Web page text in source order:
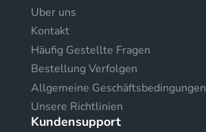
Uber uns
Kontakt
Häufig Gestellte Fragen
Bestellung Verfolgen
Allgemeine Geschäftsbedingungen
Unsere Richtlinien
Kundensupport